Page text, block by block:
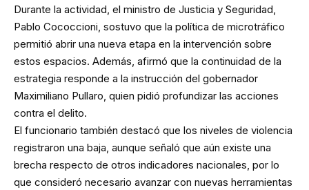
Durante la actividad, el ministro de Justicia y Seguridad,
Pablo Cococcioni, sostuvo que la política de microtráfico
permitió abrir una nueva etapa en la intervención sobre
estos espacios. Además, afirmó que la continuidad de la
estrategia responde a la instrucción del gobernador
Maximiliano Pullaro, quien pidió profundizar las acciones
contra el delito.
El funcionario también destacó que los niveles de violencia
registraron una baja, aunque señaló que aún existe una
brecha respecto de otros indicadores nacionales, por lo
que consideró necesario avanzar con nuevas herramientas